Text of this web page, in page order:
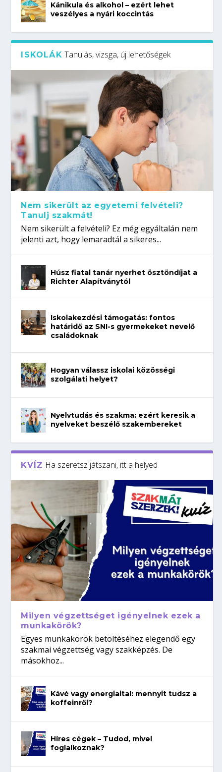
Kánikula és alkohol – ezért lehet
veszélyes a nyári koccintás
ISKOLÁK Tanulás, vizsga, új lehetőségek
Nem sikerült az egyetemi felvételi?
Tanulj szakmát!
Nem sikerült a felvételi? Ez még egyáltalán nem
jelenti azt, hogy lemaradtál a sikeres...
Húsz fiatal tanár nyerhet ösztöndíjat a
Richter Alapítványtól
Iskolakezdési támogatás: fontos
határidő az SNI-s gyermekeket nevelő
családoknak
Hogyan válassz iskolai közösségi
szolgálati helyet?
Nyelvtudás és szakma: ezért keresik a
nyelveket beszélő szakembereket
KVÍZ Ha szeretsz játszani, itt a helyed
Milyen végzettséget igényelnek ezek a
munkakörök?
Egyes munkakörök betöltéséhez elegendő egy
szakmai végzettség vagy szakképzés. De
másokhoz...
Kávé vagy energiaital: mennyit tudsz a
koffeinről?
Híres cégek – Tudod, mivel
foglalkoznak?